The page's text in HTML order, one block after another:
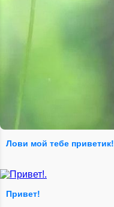
Лови мой тебе приветик!
Привет!